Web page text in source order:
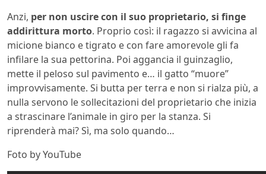
Anzi, per non uscire con il suo proprietario, si finge
addirittura morto. Proprio così: il ragazzo si avvicina al
micione bianco e tigrato e con fare amorevole gli fa
infilare la sua pettorina. Poi aggancia il guinzaglio,
mette il peloso sul pavimento e… il gatto “muore”
improvvisamente. Si butta per terra e non si rialza più, a
nulla servono le sollecitazioni del proprietario che inizia
a strascinare l’animale in giro per la stanza. Si
riprenderà mai? Sì, ma solo quando…
Foto by YouTube